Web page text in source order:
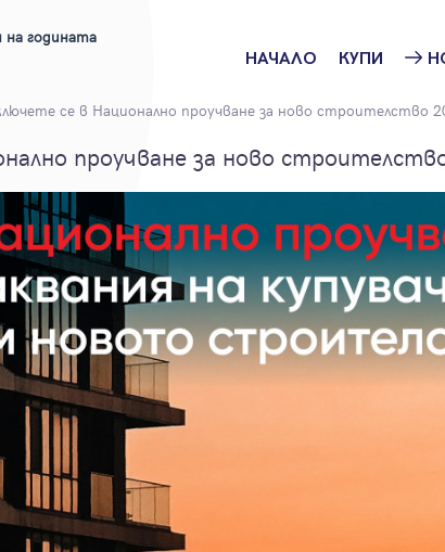
на годината
НАЧАЛО КУПИ
Намери
имот
Защо да купя
се в Национално проучване за ново строителство
проучване за ново